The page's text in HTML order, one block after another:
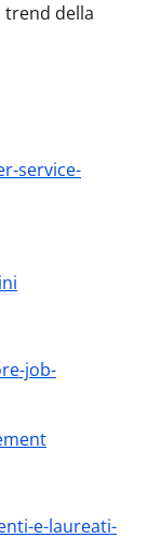
trend della
service-
job-
e-laureati-